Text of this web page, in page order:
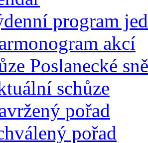
program
akcí
Poslanecké
schůze
pořad
pořad